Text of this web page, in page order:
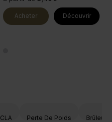
Acheter Découvrir
CLA Perte De Poids Brûleurs